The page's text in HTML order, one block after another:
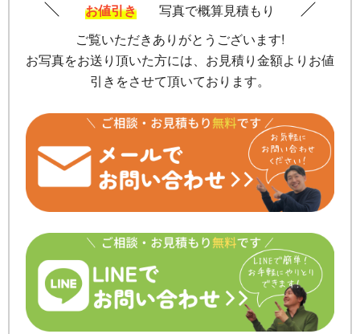
お値引き
写真で概算見積もり
ご覧いただきありがとうございます!
お写真をお送り頂いた方には、お見積り金額よりお値
引きをさせて頂いております。